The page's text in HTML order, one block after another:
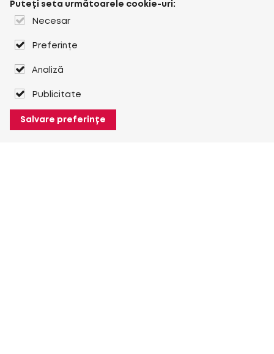
Puteți seta următoarele cookie-uri:
Necesar
Preferințe
Analiză
Publicitate
Salvare preferințe